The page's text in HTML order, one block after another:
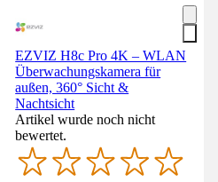
EZVIZ H8c Pro 4K – WLAN
Überwachungskamera für
außen, 360° Sicht &
Nachtsicht
Artikel wurde noch nicht
bewertet.